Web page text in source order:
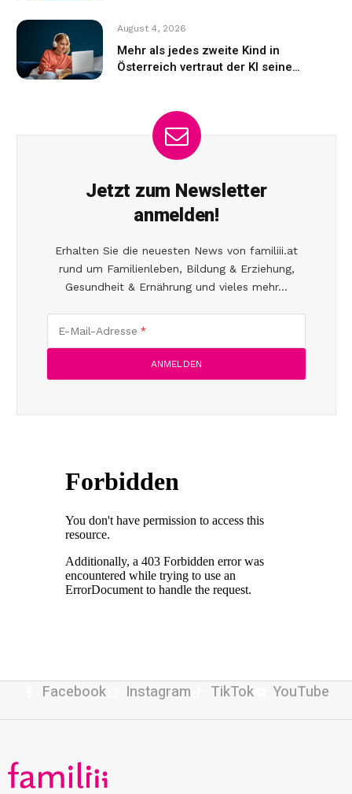
August 4, 2026
Mehr als jedes zweite Kind in
Österreich vertraut der KI seine
Jetzt zum Newsletter
anmelden!
Erhalten Sie die neuesten News von familiii.at
rund um Familienleben, Bildung & Erziehung,
Gesundheit & Ernährung und vieles mehr...
E-Mail-Adresse
Facebook Instagram TikTok YouTube